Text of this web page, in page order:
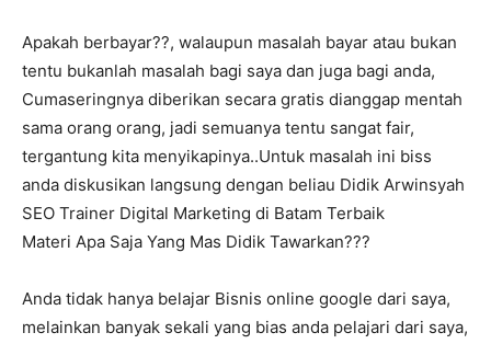
Apakah berbayar??, walaupun masalah bayar atau bukan
tentu bukanlah masalah bagi saya dan juga bagi anda,
Cumaseringnya diberikan secara gratis dianggap mentah
sama orang orang, jadi semuanya tentu sangat fair,
tergantung kita menyikapinya..Untuk masalah ini biss
anda diskusikan langsung dengan beliau Didik Arwinsyah
SEO Trainer Digital Marketing di Batam Terbaik
Materi Apa Saja Yang Mas Didik Tawarkan???
Anda tidak hanya belajar Bisnis online google dari saya,
melainkan banyak sekali yang bias anda pelajari dari saya,